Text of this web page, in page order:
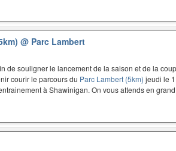
@ Parc Lambert
de souligner le lancement de la saison et de la
courir le parcours du Parc Lambert (5km) jeudi le
à Shawinigan. On vous attends en